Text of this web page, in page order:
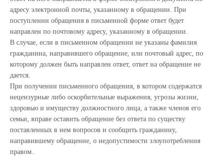
адресу электронной почты, указанному в обращении. При
поступлении обращения в письменной форме ответ будет
направлен по почтовому адресу, указанному в обращении.
В случае, если в письменном обращении не указаны фамилия
гражданина, направившего обращение, или почтовый адрес, по
которому должен быть направлен ответ, ответ на обращение не
дается.
При получении письменного обращения, в котором содержатся
нецензурные либо оскорбительные выражения, угрозы жизни,
здоровью и имуществу должностного лица, а также членов его
семьи, вправе оставить обращение без ответа по существу
поставленных в нем вопросов и сообщить гражданину,
направившему обращение, о недопустимости злоупотребления
правом.